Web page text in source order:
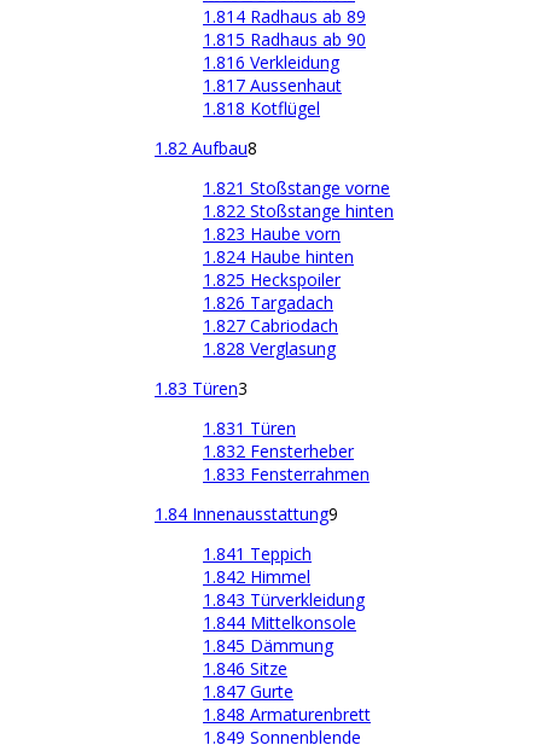
1.814 Radhaus ab 89
1.815 Radhaus ab 90
1.816 Verkleidung
1.817 Aussenhaut
1.818 Kotflügel
1.82 Aufbau8
1.821 Stoßstange vorne
1.822 Stoßstange hinten
1.823 Haube vorn
1.824 Haube hinten
1.825 Heckspoiler
1.826 Targadach
1.827 Cabriodach
1.828 Verglasung
1.83 Türen3
1.831 Türen
1.832 Fensterheber
1.833 Fensterrahmen
1.84 Innenausstattung9
1.841 Teppich
1.842 Himmel
1.843 Türverkleidung
1.844 Mittelkonsole
1.845 Dämmung
1.846 Sitze
1.847 Gurte
1.848 Armaturenbrett
1.849 Sonnenblende